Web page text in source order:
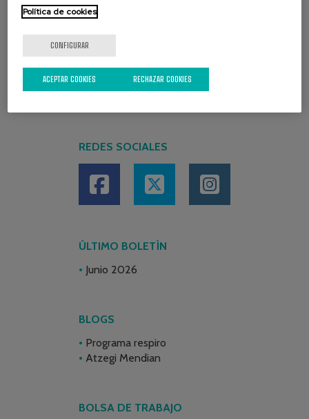
REDES SOCIALES
ÚLTIMO BOLETÍN
Junio 2026
BLOGS
Programa respiro
Atzegi Mendian
BOLSA DE TRABAJO
Política de cookies
CONFIGURAR
RECHAZAR COOKIES
ACEPTAR COOKIES